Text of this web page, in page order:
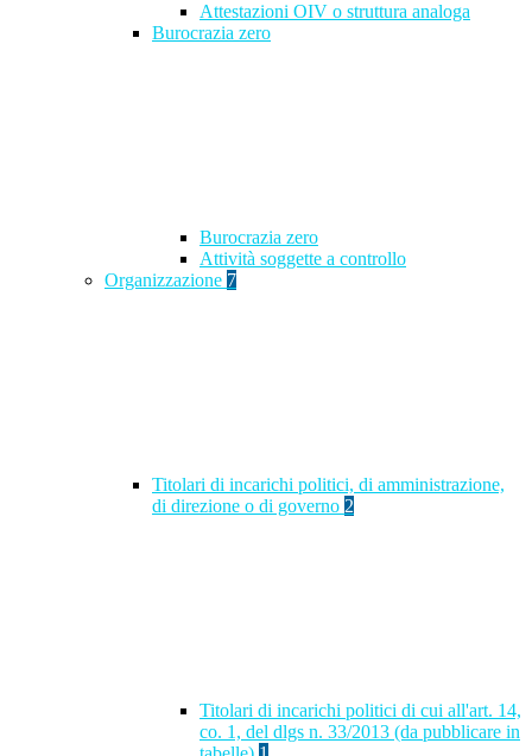
Attestazioni OIV o struttura analoga
Burocrazia zero
Burocrazia zero
Attività soggette a controllo
Organizzazione 7
Titolari di incarichi politici, di amministrazione,
di direzione o di governo 2
Titolari di incarichi politici di cui all'art. 14,
co. 1, del dlgs n. 33/2013 (da pubblicare in